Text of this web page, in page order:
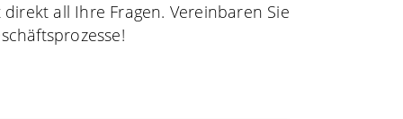
all Ihre Fragen. Vereinbaren Sie